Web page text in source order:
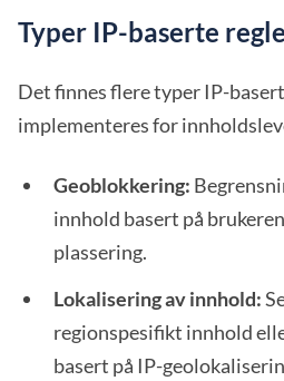
Typer IP-baserte
Det finnes flere typer IP-
implementeres for
Geoblokkering:
innhold basert på
plassering.
Lokalisering av innhold:
regionspesifikt innhold
basert på IP-